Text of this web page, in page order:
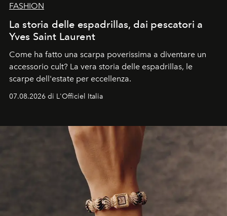
FASHION
La storia delle espadrillas, dai pescatori a
Yves Saint Laurent
Come ha fatto una scarpa poverissima a diventare un
accessorio cult? La vera storia delle espadrillas, le
scarpe dell'estate per eccellenza.
07.08.2026 di L'Officiel Italia